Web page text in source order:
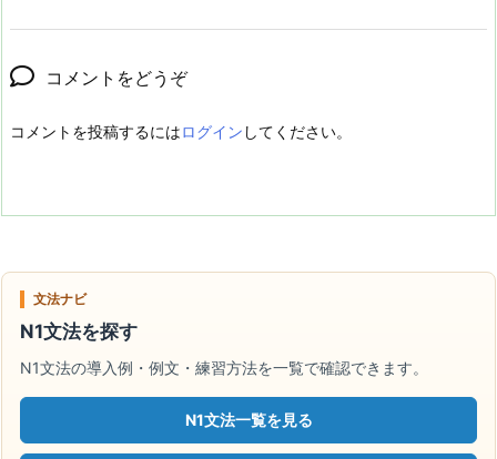
コメントをどうぞ
コメントを投稿するにはログイン してください。
文法ナビ
N1文法を探す
N1文法の導入例・例文・練習方法を一覧で確認できます。
N1文法一覧を見る